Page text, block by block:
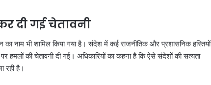
दी गई चेतावनी
नाम भी शामिल किया गया है। संदेश में कई राजनीतिक और प्रशासनिक हस्तियों
की चेतावनी दी गई। अधिकारियों का कहना है कि ऐसे संदेशों की सत्यता
रही है।